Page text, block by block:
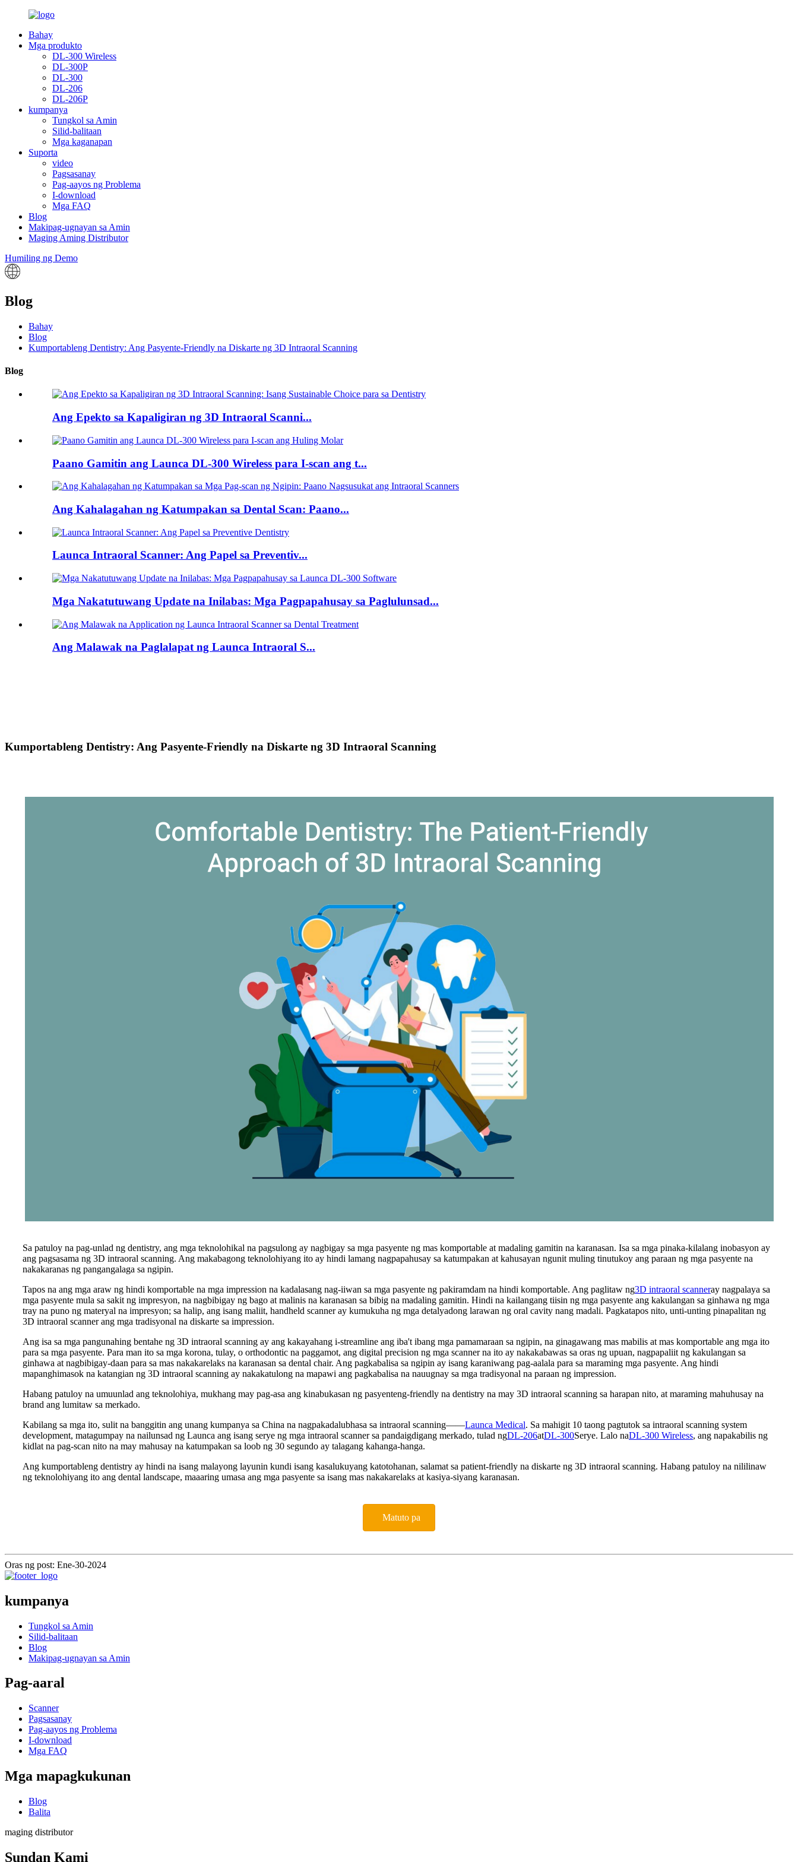
Bahay
Mga produkto
DL-300 Wireless
DL-300P
DL-300
DL-206
DL-206P
kumpanya
Tungkol sa Amin
Silid-balitaan
Mga kaganapan
Suporta
video
Pagsasanay
Pag-aayos ng Problema
I-download
Mga FAQ
Blog
Makipag-ugnayan sa Amin
Maging Aming Distributor
Humiling ng Demo
Blog
Bahay
Blog
Kumportableng Dentistry: Ang Pasyente-Friendly na Diskarte ng 3D Intraoral Scanning
Blog
Ang Epekto sa Kapaligiran ng 3D Intraoral Scanni...
Paano Gamitin ang Launca DL-300 Wireless para I-scan ang t...
Ang Kahalagahan ng Katumpakan sa Dental Scan: Paano...
Launca Intraoral Scanner: Ang Papel sa Preventiv...
Mga Nakatutuwang Update na Inilabas: Mga Pagpapahusay sa Paglulunsad...
Ang Malawak na Paglalapat ng Launca Intraoral S...
Kumportableng Dentistry: Ang Pasyente-Friendly na Diskarte ng 3D Intraoral Scanning
Sa patuloy na pag-unlad ng dentistry, ang mga teknolohikal na pagsulong ay nagbigay sa mga pasyente ng mas komportable at madaling gamitin na karanasan. Isa sa mga pinaka-kilalang inobasyon ay
ang pagsasama ng 3D intraoral scanning. Ang makabagong teknolohiyang ito ay hindi lamang nagpapahusay sa katumpakan at kahusayan ngunit muling tinutukoy ang paraan ng mga pasyente na
nakakaranas ng pangangalaga sa ngipin.
Tapos na ang mga araw ng hindi komportable na mga impression na kadalasang nag-iiwan sa mga pasyente ng pakiramdam na hindi komportable. Ang paglitaw ng3D intraoral scanneray nagpalaya sa
mga pasyente mula sa sakit ng impresyon, na nagbibigay ng bago at malinis na karanasan sa bibig na madaling gamitin. Hindi na kailangang tiisin ng mga pasyente ang kakulangan sa ginhawa ng mga
tray na puno ng materyal na impresyon; sa halip, ang isang maliit, handheld scanner ay kumukuha ng mga detalyadong larawan ng oral cavity nang madali. Pagkatapos nito, unti-unting pinapalitan ng
3D intraoral scanner ang mga tradisyonal na diskarte sa impression.
Ang isa sa mga pangunahing bentahe ng 3D intraoral scanning ay ang kakayahang i-streamline ang iba't ibang mga pamamaraan sa ngipin, na ginagawang mas mabilis at mas komportable ang mga ito
para sa mga pasyente. Para man ito sa mga korona, tulay, o orthodontic na paggamot, ang digital precision ng mga scanner na ito ay nakakabawas sa oras ng upuan, nagpapaliit ng kakulangan sa
ginhawa at nagbibigay-daan para sa mas nakakarelaks na karanasan sa dental chair. Ang pagkabalisa sa ngipin ay isang karaniwang pag-aalala para sa maraming mga pasyente. Ang hindi
mapanghimasok na katangian ng 3D intraoral scanning ay nakakatulong na mapawi ang pagkabalisa na nauugnay sa mga tradisyonal na paraan ng impression.
Habang patuloy na umuunlad ang teknolohiya, mukhang may pag-asa ang kinabukasan ng pasyenteng-friendly na dentistry na may 3D intraoral scanning sa harapan nito, at maraming mahuhusay na
brand ang lumitaw sa merkado.
Kabilang sa mga ito, sulit na banggitin ang unang kumpanya sa China na nagpakadalubhasa sa intraoral scanning——Launca Medical. Sa mahigit 10 taong pagtutok sa intraoral scanning system
development, matagumpay na nailunsad ng Launca ang isang serye ng mga intraoral scanner sa pandaigdigang merkado, tulad ngDL-206atDL-300Serye. Lalo naDL-300 Wireless, ang napakabilis ng
kidlat na pag-scan nito na may mahusay na katumpakan sa loob ng 30 segundo ay talagang kahanga-hanga.
Ang kumportableng dentistry ay hindi na isang malayong layunin kundi isang kasalukuyang katotohanan, salamat sa patient-friendly na diskarte ng 3D intraoral scanning. Habang patuloy na nililinaw
ng teknolohiyang ito ang dental landscape, maaaring umasa ang mga pasyente sa isang mas nakakarelaks at kasiya-siyang karanasan.
Matuto pa
Oras ng post: Ene-30-2024
kumpanya
Tungkol sa Amin
Silid-balitaan
Blog
Makipag-ugnayan sa Amin
Pag-aaral
Scanner
Pagsasanay
Pag-aayos ng Problema
I-download
Mga FAQ
Mga mapagkukunan
Blog
Balita
maging distributor
Sundan Kami